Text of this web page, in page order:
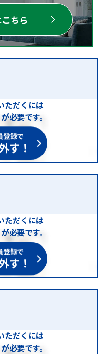
ちら
ただくには
必要です。
登録で
す！
ただくには
必要です。
登録で
す！
ただくには
必要です。